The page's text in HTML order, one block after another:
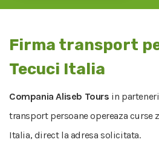
Firma transport
Tecuci Italia
Compania Aliseb Tours in
transport persoane opereaza curse
Italia, direct la adresa solicitata.